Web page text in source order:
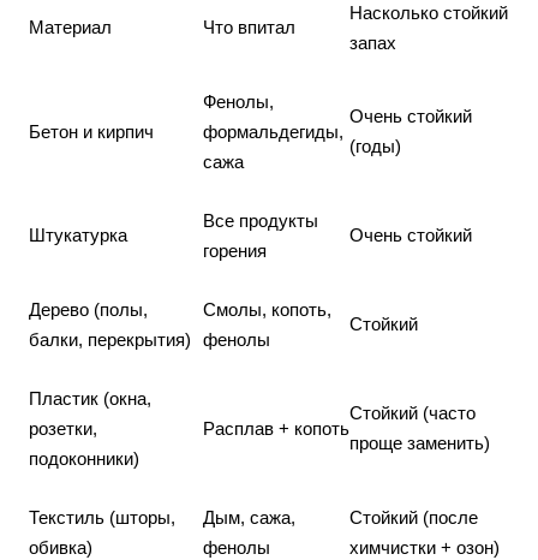
Материал Что впитал
Насколько стойкий
запах
Бетон и кирпич
Фенолы,
формальдегиды,
сажа
Очень стойкий
(годы)
Штукатурка
Все продукты
горения
Очень стойкий
Дерево (полы,
балки, перекрытия)
Смолы, копоть,
фенолы
Стойкий
Пластик (окна,
розетки,
подоконники)
Расплав + копоть
Стойкий (часто
проще заменить)
Текстиль (шторы,
обивка)
Дым, сажа,
фенолы
Стойкий (после
химчистки + озон)